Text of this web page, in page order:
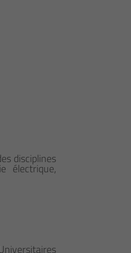
disciplines
électrique,